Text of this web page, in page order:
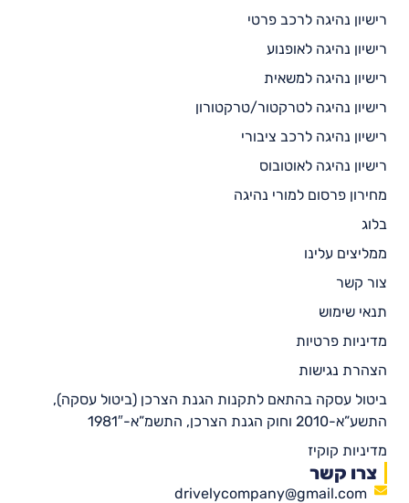
רישיון נהיגה לרכב פרטי
רישיון נהיגה לאופנוע
רישיון נהיגה למשאית
רישיון נהיגה לטרקטור/טרקטורון
רישיון נהיגה לרכב ציבורי
רישיון נהיגה לאוטובוס
מחירון פרסום למורי נהיגה
בלוג
ממליצים עלינו
צור קשר
תנאי שימוש
מדיניות פרטיות
הצהרת נגישות
ביטול עסקה בהתאם לתקנות הגנת הצרכן (ביטול עסקה),
התשע”א-2010 וחוק הגנת הצרכן, התשמ”א-1981″
מדיניות קוקיז
צרו קשר
drivelycompany@gmail.com